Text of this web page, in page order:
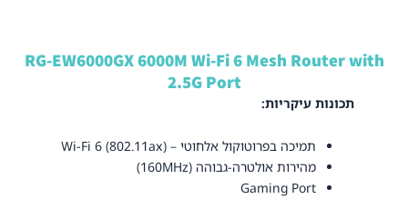
RG-EW6000GX 6000M Wi-Fi 6 Mesh Router with
2.5G Port
תכונות עיקריות:
תמיכה בפרוטוקול אלחוטי – Wi-Fi 6 (802.11ax)
מהירות אולטרה-גבוהה (160MHz)
Gaming Port